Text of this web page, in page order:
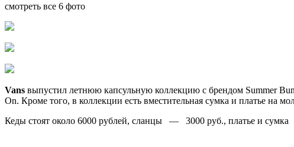
смотреть все 6 фото
Vans выпустил летнюю капсульную коллекцию с брендом Summer
On. Кроме того, в коллекции есть вместительная сумка и платье на
Кеды стоят около 6000 рублей, сланцы — 3000 руб., платье и